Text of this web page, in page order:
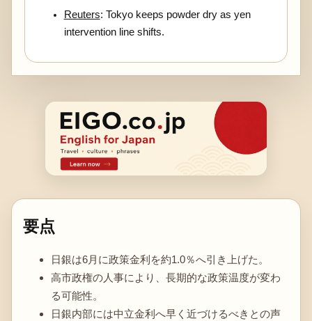
Reuters: Tokyo keeps powder dry as yen
intervention line shifts.
要点
日銀は6月に政策金利を約1.0％へ引き上げた。
高市政権の人事により、長期的な政策温度が変わ
る可能性。
日銀内部には中立金利へ早く近づけるべきとの声